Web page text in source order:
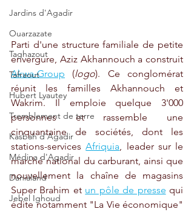
Jardins d'Agadir
Ouarzazate
Taghazout
Tafraout
Hubert Lyautey
Tremblement de terre
Kasbah d'Agadir
Médina d'Agadir
Danialand
Jebel Ighoud
Parti d'une structure familiale de petite
Akwa-Group (logo). Ce conglomérat
réunit les familles Akhannouch et
Wakrim. Il emploie quelque 3'000
personnes et rassemble une
cinquantaine de sociétés, dont les
stations-services Afriquia, leader sur le
marché national du carburant, ainsi que
nouvellement la chaîne de magasins
Super Brahim et un pôle de presse qui
édite notamment "La Vie économique"